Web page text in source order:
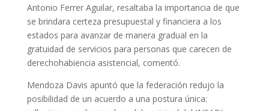
Antonio Ferrer Aguilar, resaltaba la importancia de que
se brindara certeza presupuestal y financiera a los
estados para avanzar de manera gradual en la
gratuidad de servicios para personas que carecen de
derechohabiencia asistencial, comentó.
Mendoza Davis apuntó que la federación redujo la
posibilidad de un acuerdo a una postura única: